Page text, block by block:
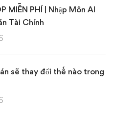
MIỄN PHÍ | Nhập Môn AI
Tài Chính
sẽ thay đổi thế nào trong